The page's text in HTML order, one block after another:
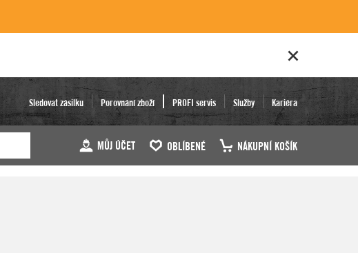
Sledovat zásilku Porovnání zboží PROFI servis Služby Kariéra
MŮJ ÚČET OBLÍBENÉ NÁKUPNÍ KOŠÍK